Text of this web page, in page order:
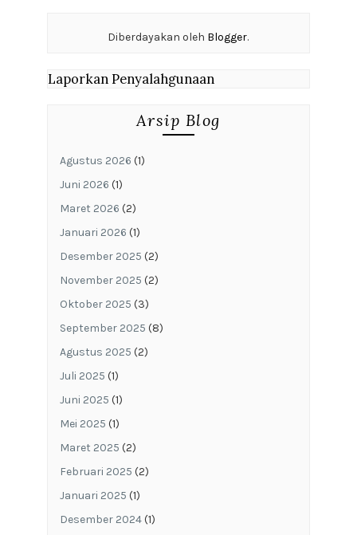
Diberdayakan oleh Blogger.
Laporkan Penyalahgunaan
Arsip Blog
Agustus 2026 (1)
Juni 2026 (1)
Maret 2026 (2)
Januari 2026 (1)
Desember 2025 (2)
November 2025 (2)
Oktober 2025 (3)
September 2025 (8)
Agustus 2025 (2)
Juli 2025 (1)
Juni 2025 (1)
Mei 2025 (1)
Maret 2025 (2)
Februari 2025 (2)
Januari 2025 (1)
Desember 2024(1)